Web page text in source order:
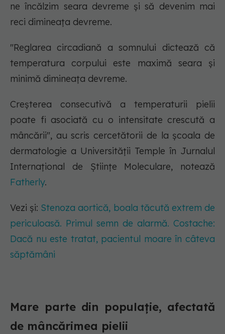
ne încălzim seara devreme și să devenim mai
reci dimineața devreme.
"Reglarea circadiană a somnului dictează că
temperatura corpului este maximă seara și
minimă dimineața devreme.
Creșterea consecutivă a temperaturii pielii
poate fi asociată cu o intensitate crescută a
mâncării", au scris cercetătorii de la școala de
dermatologie a Universității Temple în Jurnalul
Internațional de Științe Moleculare, notează
Fatherly.
Vezi și: Stenoza aortică, boala tăcută extrem de
periculoasă. Primul semn de alarmă. Costache:
Dacă nu este tratat, pacientul moare în câteva
săptămâni
Mare parte din populație, afectată
de mâncărimea pielii